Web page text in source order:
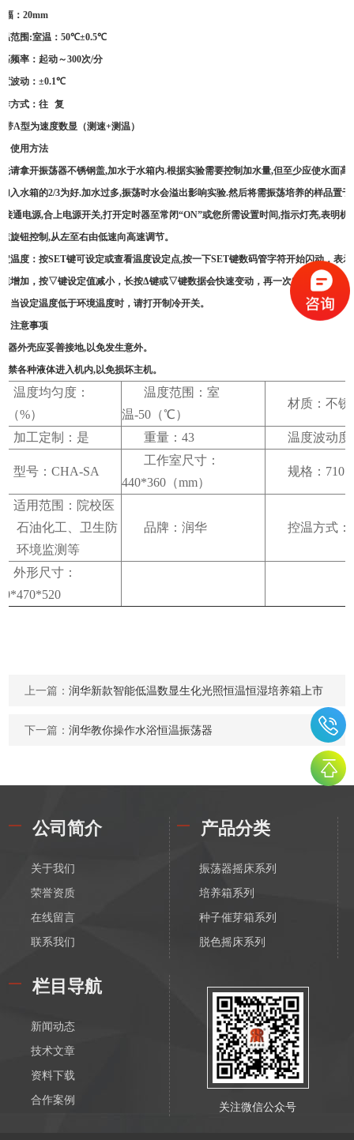
幅： 20mm
范围:室温： 50℃±0.5℃
频率：起动～300次/分
波动： ±0.1℃
方式：往 复
带A型为速度数显（测速+测温）
使用方法
请拿开振荡器不锈钢盖,加水于水箱内.根据实验需要控制加水量,但至少应使水面高
入水箱的2/3为好.加水过多,振荡时水会溢出影响实验.然后将需振荡培养的样品置
接通电源,合上电源开关,打开定时器至常闭“ON”或您所需设置时间,指示灯亮,表明机
旋钮控制,从左至右由低速向高速调节。
温度：按SET键可设定或查看温度设定点,按一下SET键数码管字符开始闪动，表
增加，按▽键设定值减小，长按Δ键或▽键数据会快速变动，再一次SET 键仪表回
当设定温度低于环境温度时，请打开制冷开关。
注意事项
器外壳应妥善接地,以免发生意外。
禁各种液体进入机内,以免损坏主机。
温度均匀度：
（%）
温度范围：室
温-50（℃）
材质：不锈
加工定制：是 重量：43 温度波动
型号：CHA-SA
工作室尺寸：
440*360（mm）
规格：
适用范围：院校医
、石油化工、卫生防
、环境监测等
品牌：润华 控温方式
外形尺寸：
上一篇：润华新款智能低温数显生化光照恒温恒湿培养箱上市
下一篇：润华教你操作水浴恒温振荡器
公司简介
关于我们
荣誉资质
在线留言
联系我们
产品分类
振荡器摇床系列
培养箱系列
种子催芽箱系列
脱色摇床系列
恒温磁力搅拌器系列
电动搅拌器系列
离心机系列
水浴锅系列
油浴锅系列
恒温水箱系列
栏目导航
新闻动态
技术文章
资料下载
合作案例
关注微信公众号